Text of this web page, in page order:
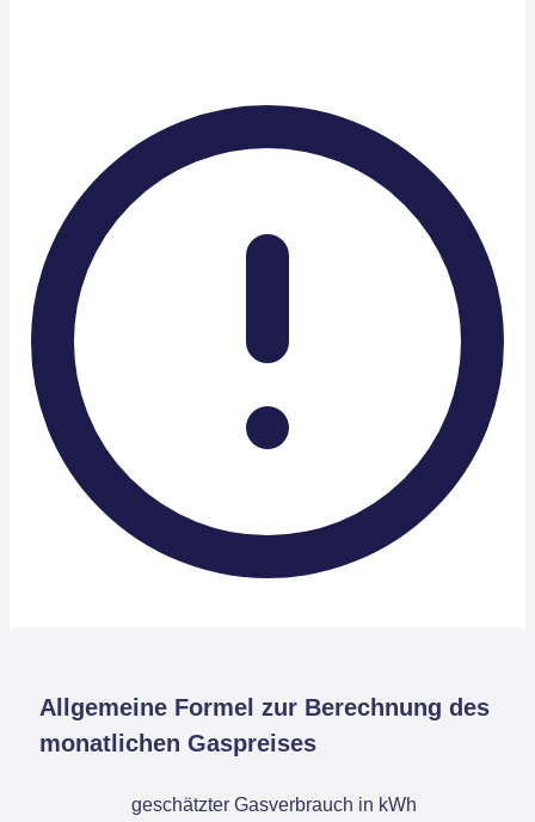
Allgemeine Formel zur Berechnung des
monatlichen Gaspreises
geschätzter Gasverbrauch in kWh